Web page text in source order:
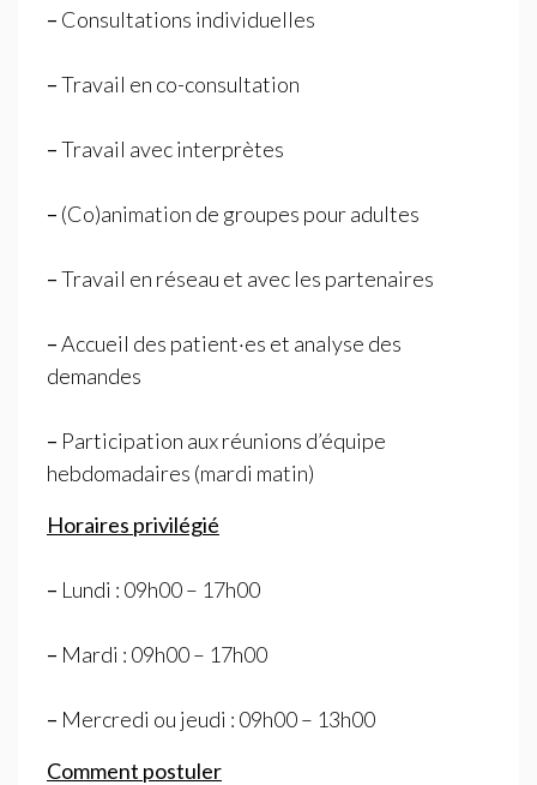
– Consultations individuelles
–Travail en co-consultation
–Travail avec interprètes
– (Co)animation de groupes pour adultes
–Travail en réseau et avec les partenaires
–Accueil des patient·es et analyse des
demandes
– Participation aux réunions d’équipe
hebdomadaires (mardi matin)
Horaires privilégié
– Lundi : 09h00 – 17h00
– Mardi : 09h00 – 17h00
– Mercredi ou jeudi : 09h00 – 13h00
Comment postuler